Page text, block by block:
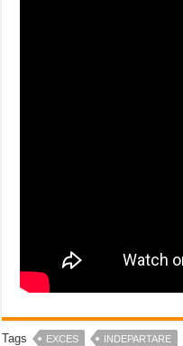
Tags EXCES INDEPARTARE